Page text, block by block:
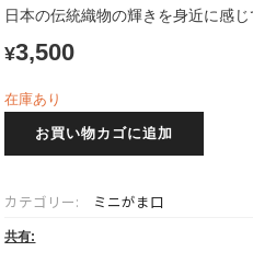
日本の伝統織物の輝きを身近に感
¥3,500
在庫あり
ミ
ニ
が
お買い物カゴに追加
カテゴリー: ミニがま口
共有: